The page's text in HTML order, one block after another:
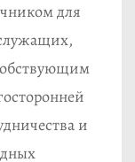
для
и